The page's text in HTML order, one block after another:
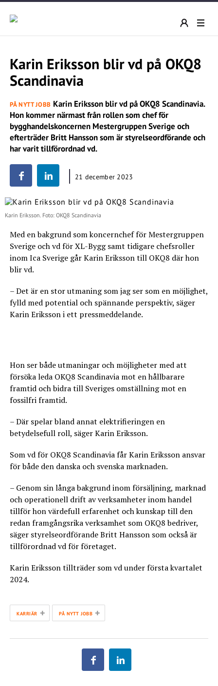
Karin Eriksson blir vd på OKQ8
Scandinavia
PÅ NYTT JOBB Karin Eriksson blir vd på OKQ8 Scandinavia.
Hon kommer närmast från rollen som chef för
bygghandelskoncernen Mestergruppen Sverige och
efterträder Britt Hansson som är styrelseordförande och
har varit tillförordnad vd.
21 december 2023
Karin Eriksson. Foto: OKQ8 Scandinavia
Med en bakgrund som koncernchef för Mestergruppen
Sverige och vd för XL-Bygg samt tidigare chefsroller
inom Ica Sverige går Karin Eriksson till OKQ8 där hon
blir vd.
– Det är en stor utmaning som jag ser som en möjlighet,
fylld med potential och spännande perspektiv, säger
Karin Eriksson i ett pressmeddelande.
Hon ser både utmaningar och möjligheter med att
försöka leda OKQ8 Scandinavia mot en hållbarare
framtid och bidra till Sveriges omställning mot en
fossilfri framtid.
– Där spelar bland annat elektrifieringen en
betydelsefull roll, säger Karin Eriksson.
Som vd för OKQ8 Scandinavia får Karin Eriksson ansvar
för både den danska och svenska marknaden.
– Genom sin långa bakgrund inom försäljning, marknad
och operationell drift av verksamheter inom handel
tillför hon värdefull erfarenhet och kunskap till den
redan framgångsrika verksamhet som OKQ8 bedriver,
säger styrelseordförande Britt Hansson som också är
tillförordnad vd för företaget.
Karin Eriksson tillträder som vd under första kvartalet
2024.
KARRIÄR + PÅ NYTT JOBB +